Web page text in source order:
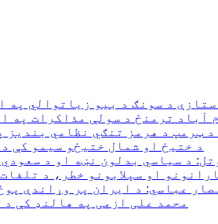
د سونګ د بیو زیاتوالي په
آباد ترمنځ د سولې مذاکرات په
د ټرمپ د هرمز تنګي نظامي بندیز
د ختیځ او شمال ختیځو سیمو کې د
د سیاسي بدلون نښه او د
او سېلابونو خطر، د تلفات شمېر ۱۵۷ ته
عباسي: د ایران پر وړاندې
محمد علی ازمی په هالنډ کې